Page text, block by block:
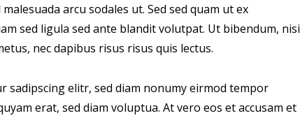
arcu sodales ut. Sed sed quam ut ex
sed ligula sed ante blandit volutpat. Ut bibendum, nisi
nec dapibus risus risus quis lectus.
sadipscing elitr, sed diam nonumy eirmod tempor
erat, sed diam voluptua. At vero eos et accusam et